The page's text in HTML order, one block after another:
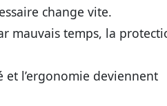
change vite.
mauvais temps, la
et l’ergonomie deviennent